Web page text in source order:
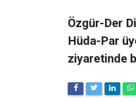
Özgür-Der
Hüda-Par
ziyaretinde